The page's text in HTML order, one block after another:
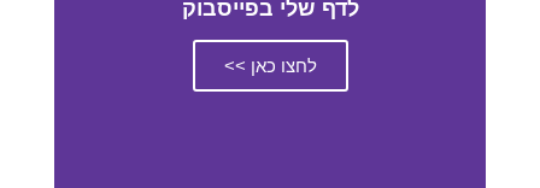
לדף שלי בפייסבוק
לחצו כאן >>